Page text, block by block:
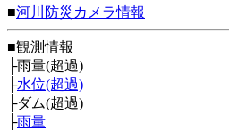
■河川防災カメラ情報
■観測情報
├雨量(超過)
├水位(超過)
├ダム(超過)
├雨量